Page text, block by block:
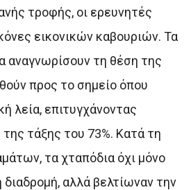
τροφής, οι ερευνητές
εικονικών καβουριών. Τα
αναγνωρίσουν τη θέση της
προς το σημείο όπου
λεία, επιτυγχάνοντας
τάξης του 73%. Κατά τη
τα χταπόδια όχι μόνο
αλλά βελτίωναν την